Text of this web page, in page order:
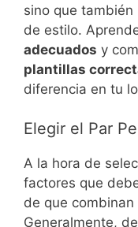
sino que
de estilo.
adecuados y
plantillas
diferencia en tu
Elegir el Par
A la hora de
factores que
de que
Generalmente,